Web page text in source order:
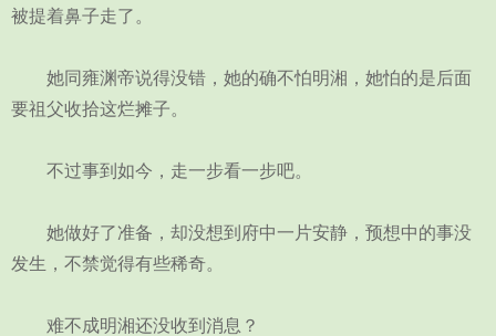
被提着鼻子走了。
她同雍渊帝说得没错，她的确不怕明湘，她怕的是后面
要祖父收拾这烂摊子。
不过事到如今，走一步看一步吧。
她做好了准备，却没想到府中一片安静，预想中的事没
发生，不禁觉得有些稀奇。
难不成明湘还没收到消息？